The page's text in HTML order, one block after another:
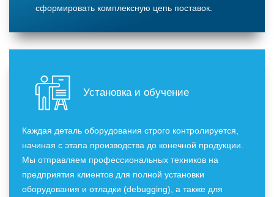
сформировать комплексную цепь поставок.
Установка и обучение
Каждая деталь оборудования строго контролируется,
начиная с этапа производства до конечной продукции.
Мы отправляем профессиональных техников на
предприятия клиентов для полной установки
оборудования и отладки (debugging), а также для